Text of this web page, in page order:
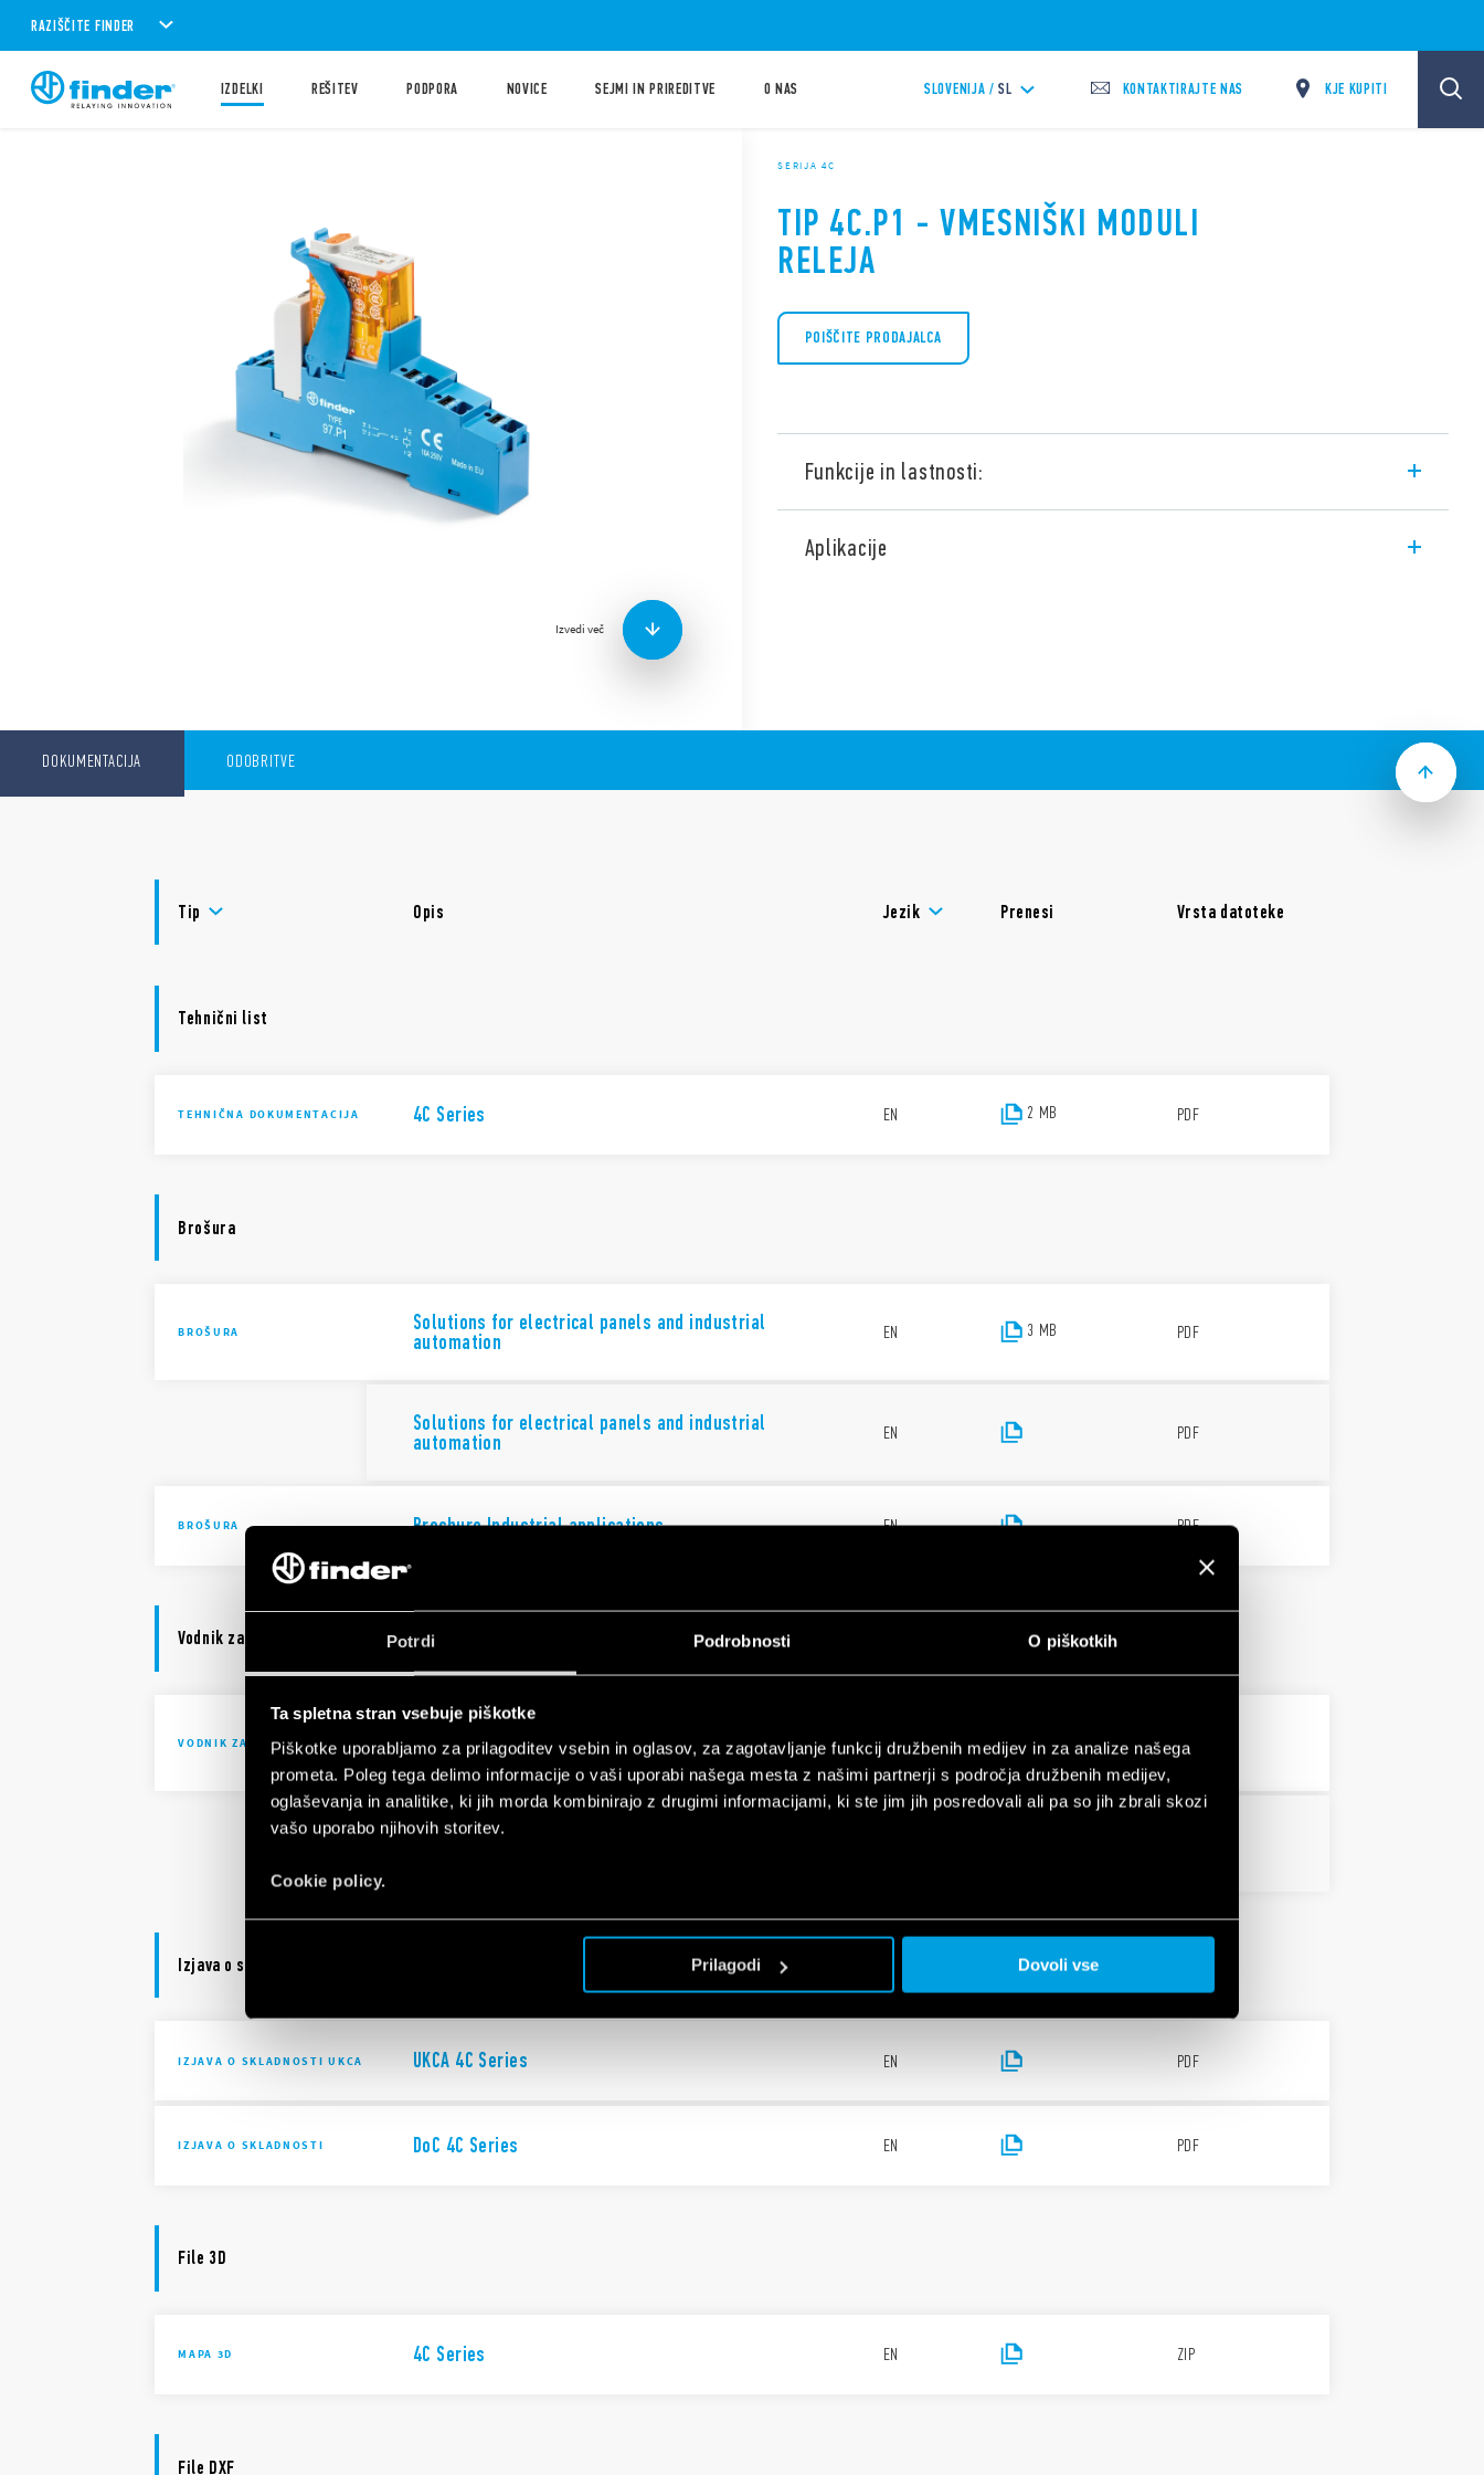
Potrdi Podrobnosti O piškotkih
Ta spletna stran vsebuje piškotke
Piškotke uporabljamo za prilagoditev vsebin in oglasov, za zagotavljanje funkcij družbenih medijev in za analize našega
prometa. Poleg tega delimo informacije o vaši uporabi našega mesta z našimi partnerji s področja družbenih medijev,
oglaševanja in analitike, ki jih morda kombinirajo z drugimi informacijami, ki ste jim jih posredovali ali pa so jih zbrali skozi
vašo uporabo njihovih storitev.
Cookie policy.
Prilagodi Dovoli vse
RAZIŠČITE FINDER
IZDELKI REŠITEV PODPORA NOVICE SEJMI IN PRIREDITVE O NAS SLOVENIJA / SL KONTAKTIRAJTE NAS KJE KUPITI
Izvedi več
SERIJA 4C
TIP 4C.P1 - VMESNIŠKI MODULI
RELEJA
POIŠČITE PRODAJALCA
Funkcije in lastnosti:
mm. Za povezovanje s PLC sistemi.
Pritrditev na tirnico 35 mm (EN 60715)
Aplikacije
DOKUMENTACIJA ODOBRITVE
Tip Opis Jezik Prenesi Vrsta datoteke
Tehnični list
TEHNIČNA DOKUMENTACIJA 4C Series EN 2 MB PDF
Brošura
BROŠURA Solutions for electrical panels and industrial
automation EN 3 MB PDF
Solutions for electrical panels and industrial
automation EN PDF
BROŠURA Brochure Industrial applications EN PDF
Vodnik za izbiro
VODNIK ZA IZBIRO technology EN 2 MB PDF
MasterIN System - Modular Interface with Push-in
Izjava o skladnosti
IZJAVA O SKLADNOSTI UKCA UKCA 4C Series EN PDF
IZJAVA O SKLADNOSTI DoC 4C Series EN PDF
File 3D
MAPA 3D 4C Series EN ZIP
File DXF